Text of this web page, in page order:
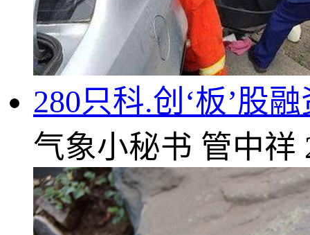
280只科.创‘板’股
气象小秘书 管中祥